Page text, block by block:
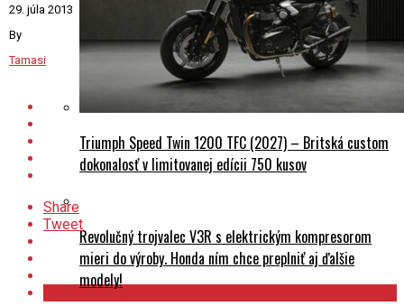
Triumph Speed Twin 1200 TFC (2027) – Britská custom
dokonalosť v limitovanej edícii 750 kusov
Revolučný trojvalec V3R s elektrickým kompresorom
mieri do výroby. Honda ním chce preplniť aj ďalšie
modely!
29. júla 2013
By
Tamasi
Share
Tweet